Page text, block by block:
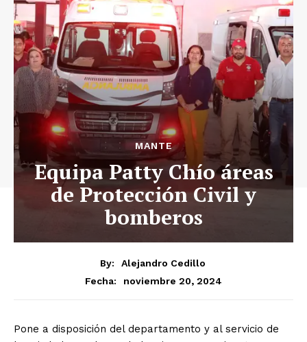
MANTE
Equipa Patty Chío áreas
de Protección Civil y
bomberos
By:
Alejandro Cedillo
Fecha:
noviembre 20, 2024
Pone a disposición del departamento y al servicio de